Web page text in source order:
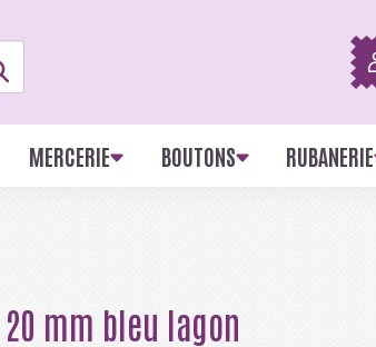
MERCERIE BOUTONS RUBANERIE
mm bleu lagon